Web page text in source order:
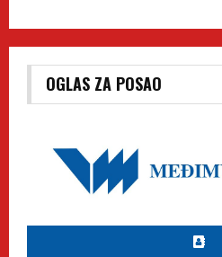
OGLAS ZA POSAO